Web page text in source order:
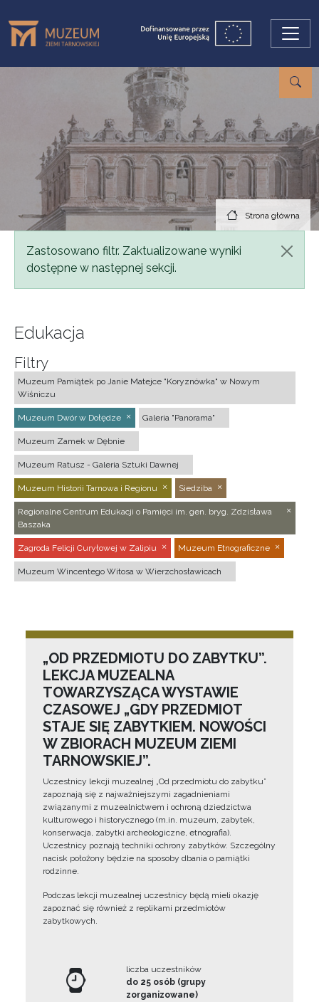
Strona główna
Komunikat
Zastosowano filtr. Zaktualizowane wyniki
dostępne w następnej sekcji.
Edukacja
Filtry
Muzeum Pamiątek po Janie Matejce "Koryznówka" w Nowym
Wiśniczu
Muzeum Dwór w Dołędze Galeria "Panorama"
Muzeum Zamek w Dębnie
Muzeum Ratusz - Galeria Sztuki Dawnej
Muzeum Historii Tarnowa i Regionu Siedziba
Regionalne Centrum Edukacji o Pamięci im. gen. bryg. Zdzisława
Baszaka
Zagroda Felicji Curyłowej w Zalipiu Muzeum Etnograficzne
Muzeum Wincentego Witosa w Wierzchosławicach
„OD PRZEDMIOTU DO ZABYTKU”.
LEKCJA MUZEALNA
TOWARZYSZĄCA WYSTAWIE
CZASOWEJ „GDY PRZEDMIOT
STAJE SIĘ ZABYTKIEM. NOWOŚCI
W ZBIORACH MUZEUM ZIEMI
TARNOWSKIEJ”.
Uczestnicy lekcji muzealnej „Od przedmiotu do zabytku”
zapoznają się z najważniejszymi zagadnieniami
związanymi z muzealnictwem i ochroną dziedzictwa
kulturowego i historycznego (m.in. muzeum, zabytek,
konserwacja, zabytki archeologiczne, etnografia).
Uczestnicy poznają techniki ochrony zabytków. Szczególny
nacisk położony będzie na sposoby dbania o pamiątki
rodzinne.
Podczas lekcji muzealnej uczestnicy będą mieli okazję
zapoznać się również z replikami przedmiotów
zabytkowych.
liczba uczestników
do 25 osób (grupy
zorganizowane)